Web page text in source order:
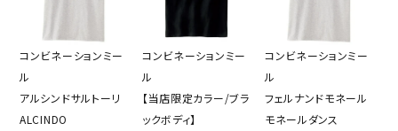
コンビネーションミー
ル
アルシンドサルトーリ
ALCINDO
コンビネーションミー
ル
【当店限定カラー/ブラ
ックボディ】
コンビネーションミー
ル
フェルナンドモネール
モネールダンス